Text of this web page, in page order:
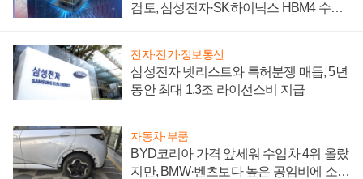
검토, 삼성전자·SK하이닉스 HBM4 수율
전자·전기·정보통신
삼성전자 넷리스트와 특허분쟁 매듭, 5년
동안 최대 1.3조 라이선스비 지급
자동차·부품
BYD코리아 가격 앞세워 수입차 4위 올랐
지만, BMW·벤츠보다 높은 공임비에 소비